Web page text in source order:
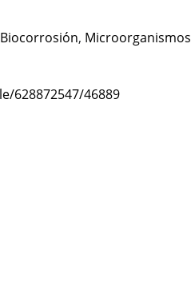
Biocorrosión, Microorganismos
628872547/46889